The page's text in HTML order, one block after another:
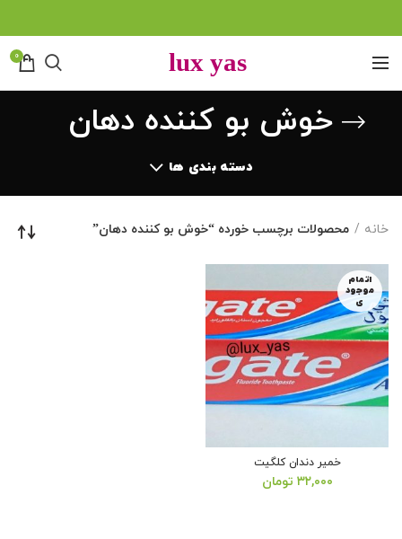
0
خوش بو کننده دهان
دسته بندی ها
خانه محصولات برچسب خورده “خوش بو کننده دهان”
اتمام
موجود
ی
خمیر دندان کلگیت
۳۲,۰۰۰ تومان